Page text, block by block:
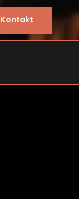
Kontakt